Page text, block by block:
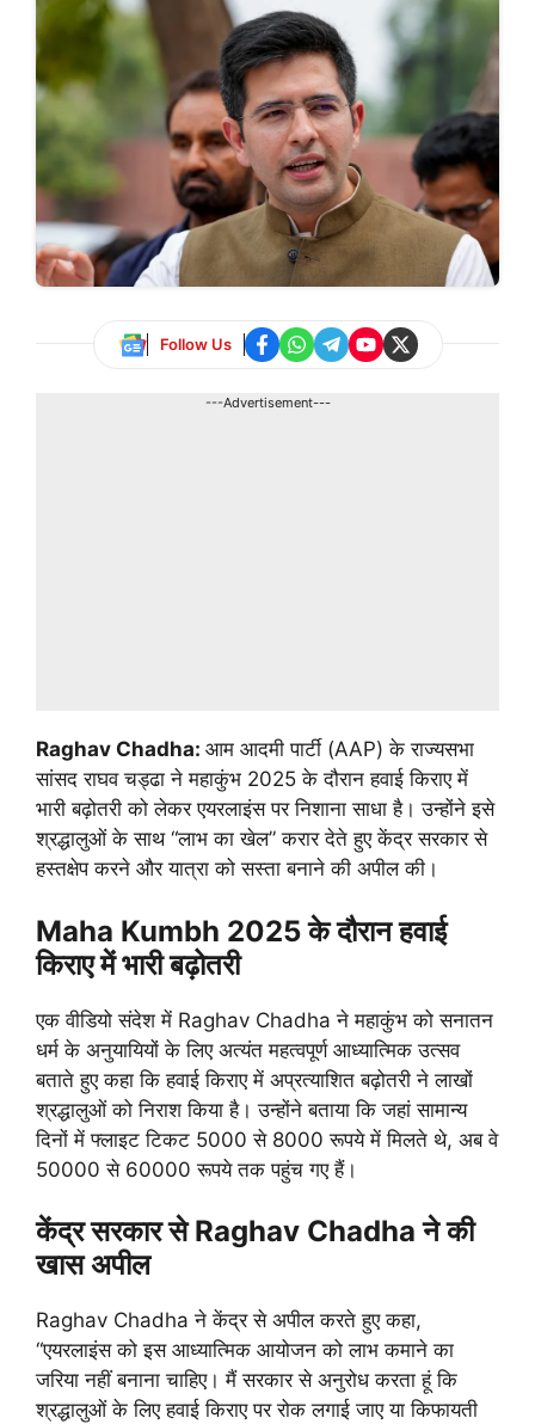
Follow Us
---Advertisement---
Raghav Chadha: आम आदमी पार्टी (AAP) के राज्यसभा
सांसद राघव चड्ढा ने महाकुंभ 2025 के दौरान हवाई किराए में
भारी बढ़ोतरी को लेकर एयरलाइंस पर निशाना साधा है। उन्होंने इसे
श्रद्धालुओं के साथ “लाभ का खेल” करार देते हुए केंद्र सरकार से
हस्तक्षेप करने और यात्रा को सस्ता बनाने की अपील की।
Maha Kumbh 2025 के दौरान हवाई
किराए में भारी बढ़ोतरी
एक वीडियो संदेश में Raghav Chadha ने महाकुंभ को सनातन
धर्म के अनुयायियों के लिए अत्यंत महत्वपूर्ण आध्यात्मिक उत्सव
बताते हुए कहा कि हवाई किराए में अप्रत्याशित बढ़ोतरी ने लाखों
श्रद्धालुओं को निराश किया है। उन्होंने बताया कि जहां सामान्य
दिनों में फ्लाइट टिकट 5000 से 8000 रूपये में मिलते थे, अब वे
50000 से 60000 रूपये तक पहुंच गए हैं।
केंद्र सरकार से Raghav Chadha ने की
खास अपील
Raghav Chadha ने केंद्र से अपील करते हुए कहा,
“एयरलाइंस को इस आध्यात्मिक आयोजन को लाभ कमाने का
जरिया नहीं बनाना चाहिए। मैं सरकार से अनुरोध करता हूं कि
श्रद्धालुओं के लिए हवाई किराए पर रोक लगाई जाए या किफायती